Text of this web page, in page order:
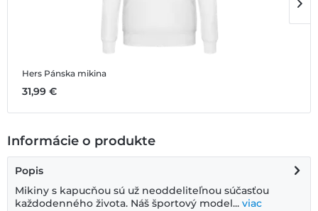
Hers Pánska mikina
31,99 €
Informácie o produkte
Popis
Mikiny s kapucňou sú už neoddeliteľnou súčasťou
každodenného života. Náš športový model... viac